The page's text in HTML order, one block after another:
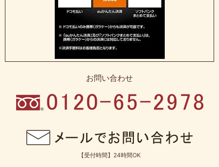
お問い合わせ
【受付時間】24時間OK